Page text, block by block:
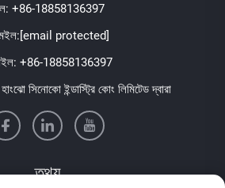
+86-18858136397
[email protected]
+86-18858136397
সিনোকো ইন্ডাস্ট্রি কোং লিমিটেড দ্বারা
তথ্য